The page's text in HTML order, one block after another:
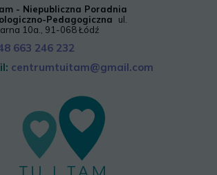
- Niepubliczna Poradnia
Pedagogiczna ul.
10a., 91-068 Łódź
663 246 232
centrumtuitam@gmail.com